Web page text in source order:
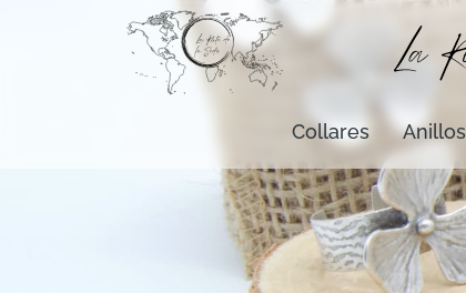
Collares Anillos